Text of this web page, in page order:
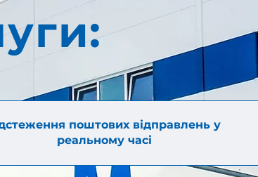
поштових відправлень у
реальному часі